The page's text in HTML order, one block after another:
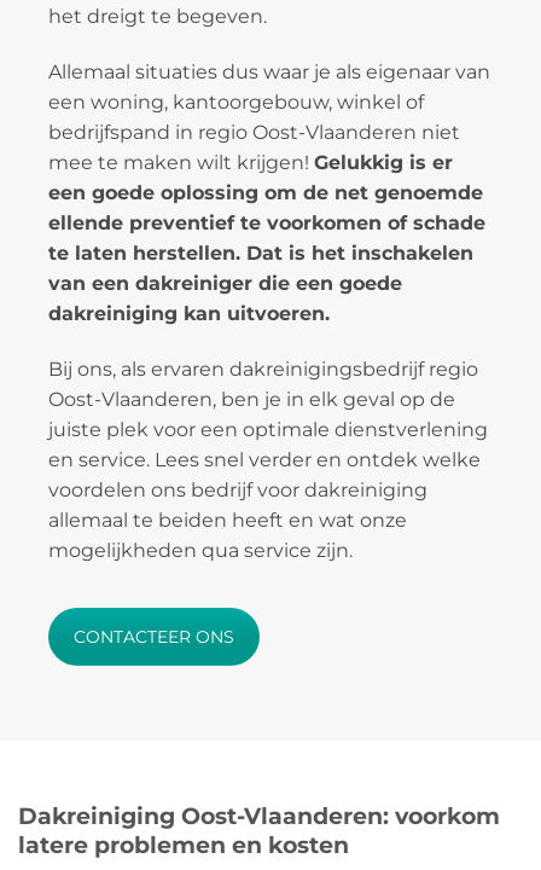
het dreigt te begeven.
Allemaal situaties dus waar je als eigenaar van
een woning, kantoorgebouw, winkel of
bedrijfspand in regio Oost-Vlaanderen niet
mee te maken wilt krijgen! Gelukkig is er
een goede oplossing om de net genoemde
ellende preventief te voorkomen of schade
te laten herstellen. Dat is het inschakelen
van een dakreiniger die een goede
dakreiniging kan uitvoeren.
Bij ons, als ervaren dakreinigingsbedrijf regio
Oost-Vlaanderen, ben je in elk geval op de
juiste plek voor een optimale dienstverlening
en service. Lees snel verder en ontdek welke
voordelen ons bedrijf voor dakreiniging
allemaal te beiden heeft en wat onze
mogelijkheden qua service zijn.
CONTACTEER ONS
Dakreiniging Oost-Vlaanderen: voorkom
latere problemen en kosten